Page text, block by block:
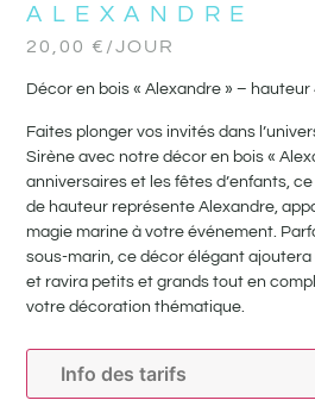
ALEXANDRE
20,00 € /JOUR
Décor en bois « Alexandre » – hauteur
Faites plonger vos invités dans
Sirène avec notre décor en bois «
anniversaires et les fêtes d’enfants,
de hauteur représente Alexandre,
magie marine à votre événement.
sous-marin, ce décor élégant
et ravira petits et grands tout en
votre décoration thématique.
Info des tarifs